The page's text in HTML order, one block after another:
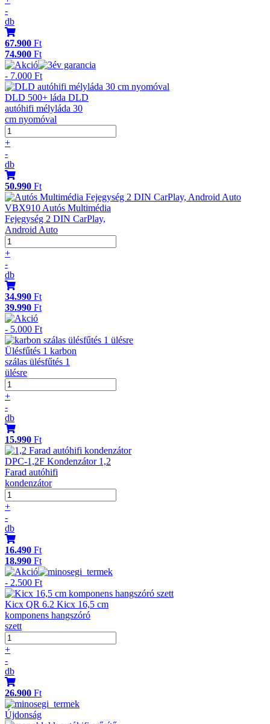
-
db
67.900 Ft
74.900 Ft
- 7.000 Ft
DLD 500+ láda DLD
autóhifi mélyláda 30
cm nyomóval
+
-
db
50.990 Ft
VBX910 Autós Multimédia
Fejegység 2 DIN CarPlay,
Android Auto
+
-
db
34.990 Ft
39.990 Ft
- 5.000 Ft
Ülésfűtés 1 karbon
szálas ülésfűtés 1
ülésre
+
-
db
15.990 Ft
DPC-1,2F Kondenzátor 1,2
Farad autóhifi
kondenzátor
+
-
db
16.490 Ft
18.990 Ft
- 2.500 Ft
Kicx QR 6.2 Kicx 16,5 cm
komponens hangszóró
szett
+
-
db
26.900 Ft
Újdonság